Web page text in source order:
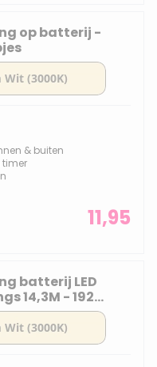
op batterij -
& buiten
timer
11,95
batterij LED
14,3M - 192